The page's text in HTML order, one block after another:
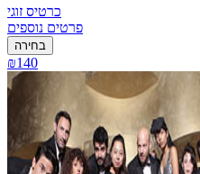
כרטיס זוגי
פרטים נוספים
בחירה
₪140